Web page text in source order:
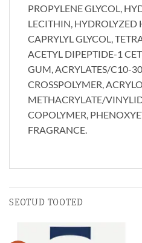
PROPYLENE GLYCOL,
LECITHIN,
CAPRYLYL GLYCOL,
ACETYL DIPEPTIDE-1
GUM, ACRYLATES/C10-
CROSSPOLYMER,
METHACRYLATE/
COPOLYMER,
FRAGRANCE.
SEOTUD TOOTED